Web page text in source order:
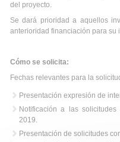
del proyecto.
Se dará prioridad a aquellos
anterioridad financiación para su
Cómo se solicita:
Fechas relevantes para la
Presentación expresión de
Notificación a las
2019.
Presentación de solicitudes